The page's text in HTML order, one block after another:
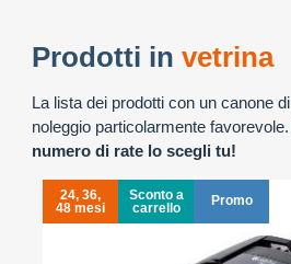
Prodotti in vetrina
La lista dei prodotti con un canone di
noleggio particolarmente favorevole.
numero di rate lo scegli tu!
24, 36,
48 mesi
Sconto a
carrello
Promo